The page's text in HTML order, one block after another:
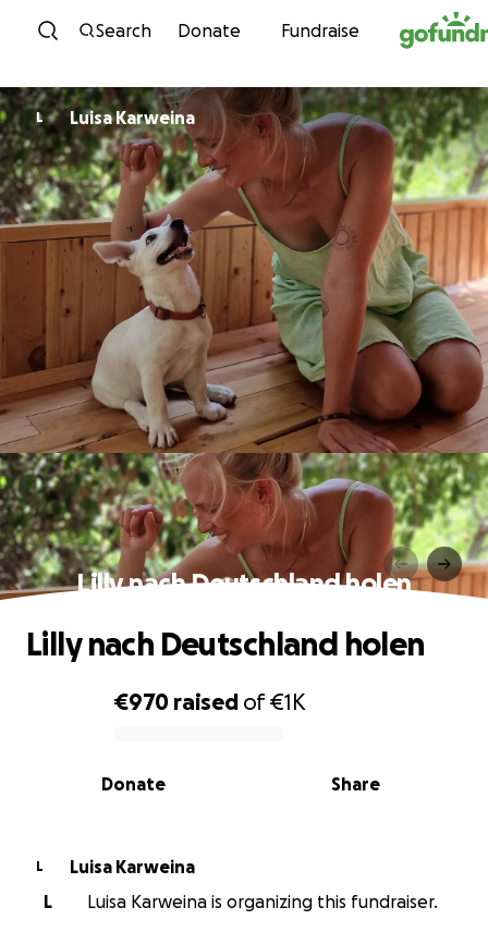
Skip to content
Search Donate Fundraise
L Luisa Karweina
Lilly nach Deutschland holen
0% complete
€970 raised of€1K
Share
Donate
Lilly nach Deutschland holen
L
Luisa Karweina
L
Luisa Karweina is organizing this fundraiser.